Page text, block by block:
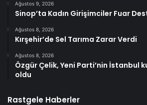
Ağustos 9, 2026
Sinop’ta Kadın Girişimciler Fuar
Ağustos 8, 2026
Kırşehir’de Sel Tarıma Zarar Verdi
Ağustos 8, 2026
Özgür Çelik, Yeni Parti’nin İstanbul
oldu
Rastgele Haberler